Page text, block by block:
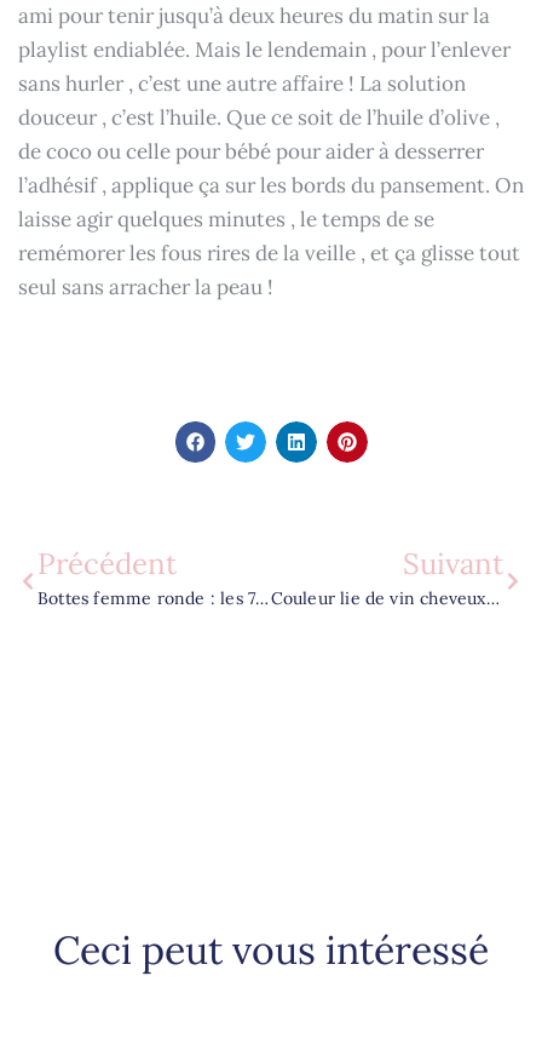
ami pour tenir jusqu’à deux heures du matin sur la
playlist endiablée. Mais le lendemain , pour l’enlever
sans hurler , c’est une autre affaire ! La solution
douceur , c’est l’huile. Que ce soit de l’huile d’olive ,
de coco ou celle pour bébé pour aider à desserrer
l’adhésif , applique ça sur les bords du pansement. On
laisse agir quelques minutes , le temps de se
remémorer les fous rires de la veille , et ça glisse tout
seul sans arracher la peau !
Précédent
Bottes femme ronde : les 7 modèles parfaits pour vos mollets larges
Suivant
Couleur lie de vin cheveux : les meilleurs soins pour des reflets intenses
Ceci peut vous intéressé